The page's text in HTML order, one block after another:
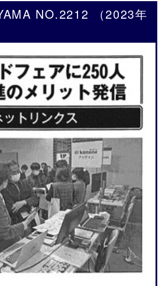
NO.2212 （2023年